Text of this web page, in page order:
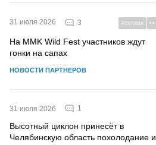
31 июля 2026 3 РЕКЛАМА
На MMK Wild Fest участников ждут
гонки на сапах
НОВОСТИ ПАРТНЕРОВ
31 июля 2026 1
Высотный циклон принесёт в
Челябинскую область похолодание и